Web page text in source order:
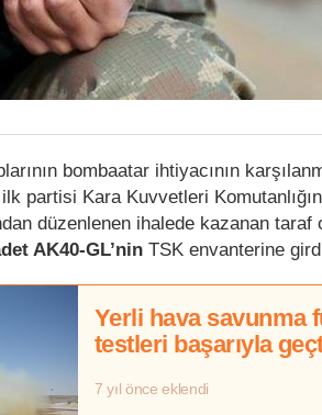
bombaatar ihtiyacının
partisi Kara Kuvvetleri
düzenlenen ihalede kazanan
AK40-GL’nin TSK envanterine
Yerli hava savunma
testleri başarıyla
7 yıl önce eklendi